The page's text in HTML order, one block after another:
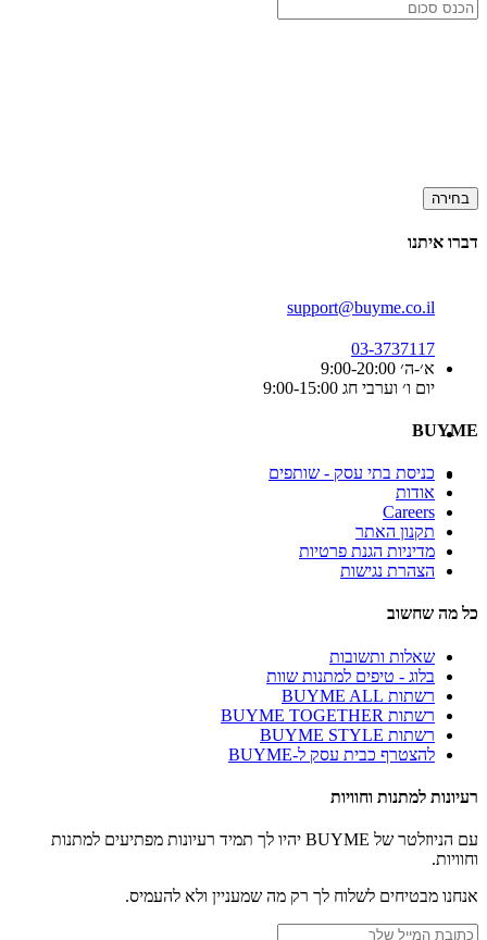
בחירה
דברו איתנו
support@buyme.co.il
03-3737117
א׳-ה׳ 9:00-20:00
יום ו׳ וערבי חג 9:00-15:00
BUYME
כניסת בתי עסק - שותפים
אודות
Careers
תקנון האתר
מדיניות הגנת פרטיות
הצהרת נגישות
כל מה שחשוב
שאלות ותשובות
בלוג - טיפים למתנות שוות
רשתות BUYME ALL
רשתות BUYME TOGETHER
רשתות BUYME STYLE
להצטרף כבית עסק ל-BUYME
רעיונות למתנות וחוויות
עם הניוזלטר של BUYME יהיו לך תמיד רעיונות מפתיעים למתנות
וחוויות.
אנחנו מבטיחים לשלוח לך רק מה שמעניין ולא להעמיס.